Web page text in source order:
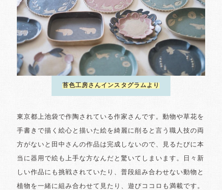
苔色工房さんインスタグラムより
東京都上池袋で作陶されている作家さんです。動物や草花を
手書きで描く絵心と描いた絵を綺麗に削ると言う職人技の両
方がないと田中さんの作品は完成しないので、見るたびに本
当に器用で絵も上手な方なんだと驚いてしまいます。日々新
しい作品にも挑戦されていたり、普段組み合わせない動物と
植物を一緒に組み合わせて見たり、遊びココロも満載です。